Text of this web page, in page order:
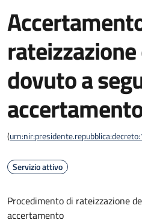
dovuto a
(
Servizio attivo
Procedimento di rateizzazione
accertamento